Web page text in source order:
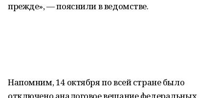
прежде», — пояснили в ведомстве.
Напомним, 14 октября по всей стране было